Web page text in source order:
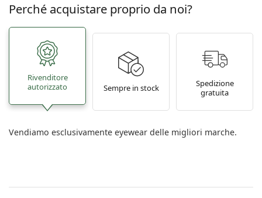
Perché acquistare proprio da noi?
Rivenditore
autorizzato
Sempre in stock
Spedizione
gratuita
Vendiamo esclusivamente eyewear delle migliori marche.